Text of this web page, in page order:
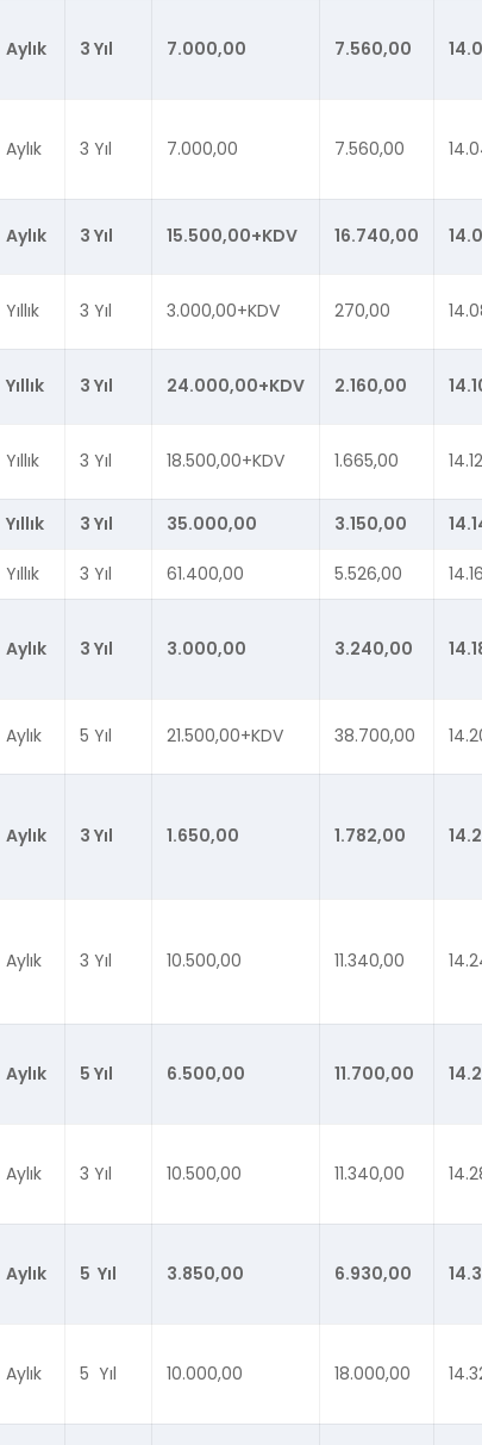
Aylık 3 Yıl 7.000,00 7.560,00
Aylık 3 Yıl 7.000,00 7.560,00
Aylık 3 Yıl 15.500,00+KDV 16.740,00
Yıllık 3 Yıl 3.000,00+KDV 270,00
Yıllık 3 Yıl 24.000,00+KDV 2.160,00
Yıllık 3 Yıl 18.500,00+KDV 1.665,00 14.12
Yıllık 3 Yıl 35.000,00 3.150,00
Yıllık 3 Yıl 61.400,00 5.526,00
Aylık 3 Yıl 3.000,00 3.240,00
Aylık 5 Yıl 21.500,00+KDV 38.700,00
Aylık 3 Yıl 1.650,00 1.782,00
Aylık 3 Yıl 10.500,00 11.340,00
Aylık 5 Yıl 6.500,00 11.700,00
Aylık 3 Yıl 10.500,00 11.340,00
Aylık 5 Yıl 3.850,00 6.930,00
Aylık 5 Yıl 10.000,00 18.000,00